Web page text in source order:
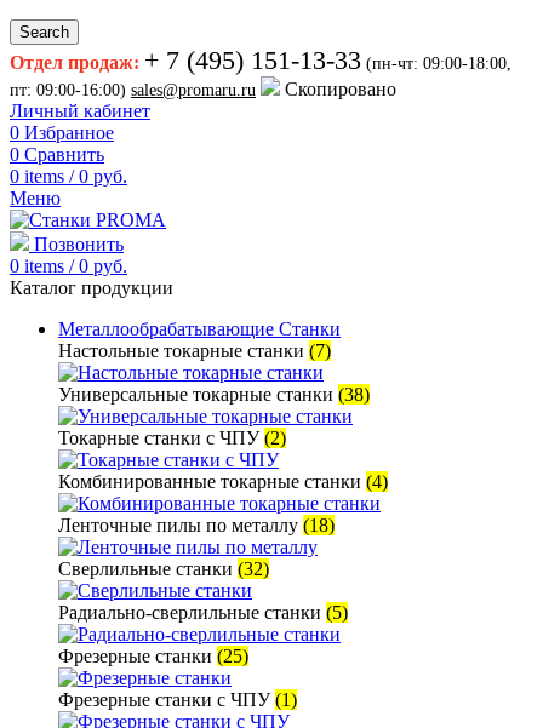
Search
Отдел продаж: + 7 (495) 151-13-33 (пн-чт: 09:00-18:00,
пт: 09:00-16:00) sales@promaru.ru
Скопировано
Личный кабинет
0 Избранное
0 Сравнить
0 items / 0 руб.
Меню
Позвонить
0 items / 0 руб.
Каталог продукции
Металлообрабатывающие Станки
Настольные токарные станки (7)
Универсальные токарные станки (38)
Токарные станки с ЧПУ(2)
Комбинированные токарные станки (4)
Ленточные пилы по металлу (18)
Сверлильные станки (32)
Радиально-сверлильные станки (5)
Фрезерные станки (25)
Фрезерные станки с ЧПУ(1)